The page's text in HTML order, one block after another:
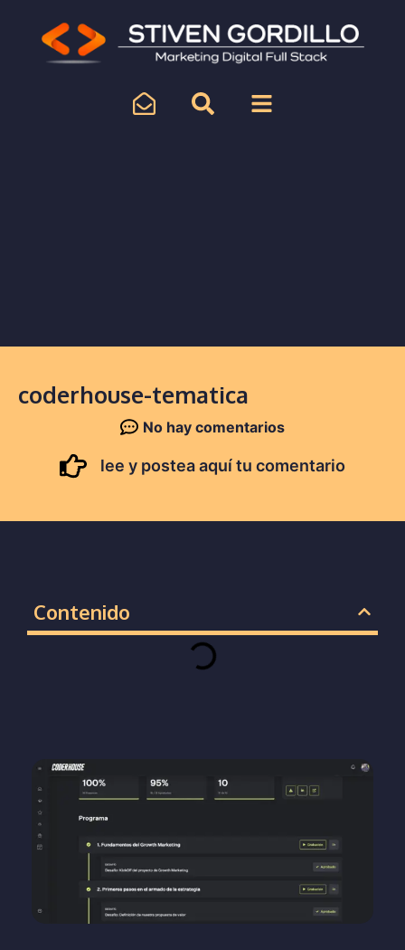
coderhouse-tematica
No hay comentarios
lee y postea aquí tu comentario
Contenido